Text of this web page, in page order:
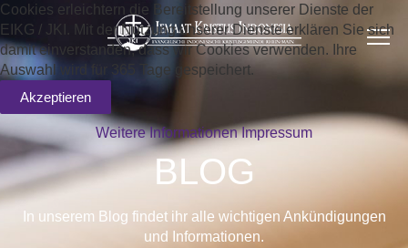
BLOG
In unserem Blog findet ihr alle wichtigen Ankündigungen
und Informationen.
Cookies erleichtern die Bereitstellung unserer Dienste der
EIKG / JKI. Mit der Nutzung unserer Dienste erklären Sie sich
damit einverstanden, dass wir Cookies verwenden. Ihre
Auswahl wird für 365 Tage gespeichert.
Akzeptieren
Weitere Informationen Impressum